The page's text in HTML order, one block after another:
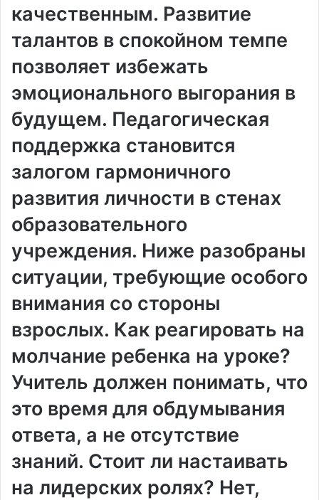
качественным. Развитие
талантов в спокойном темпе
позволяет избежать
эмоционального выгорания в
будущем. Педагогическая
поддержка становится
залогом гармоничного
развития личности в стенах
образовательного
учреждения. Ниже разобраны
ситуации, требующие особого
внимания со стороны
взрослых. Как реагировать на
молчание ребенка на уроке?
Учитель должен понимать, что
это время для обдумывания
ответа, а не отсутствие
знаний. Стоит ли настаивать
на лидерских ролях? Нет,